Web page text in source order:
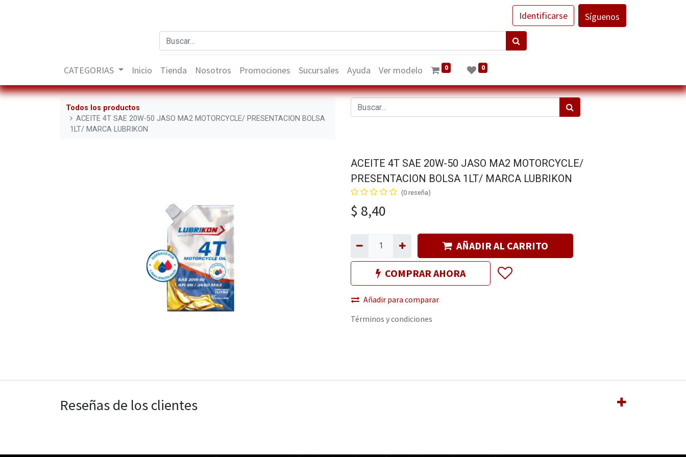
Identificarse Síguenos
CATEGORIAS Inicio Tienda Nosotros Promociones Sucursales Ayuda Ver modelo 0 0
Todos los productos
ACEITE 4T SAE 20W-50 JASO MA2 MOTORCYCLE/ PRESENTACION BOLSA
1LT/ MARCA LUBRIKON
ACEITE 4T SAE 20W-50 JASO MA2 MOTORCYCLE/
PRESENTACION BOLSA 1LT/ MARCA LUBRIKON
(0 reseña)
$ 8,40
AÑADIR AL CARRITO
COMPRAR AHORA
Añadir para comparar
Términos y condiciones
Reseñas de los clientes